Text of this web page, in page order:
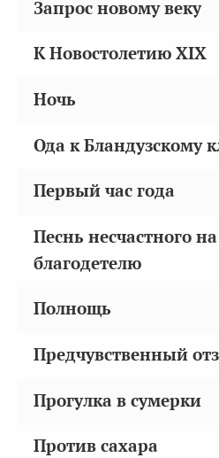
Запрос новому веку
К Новостолетию XIX
Ночь
Ода к Бландузскому
Первый час года
Песнь несчастного
благодетелю
Полнощь
Предчувственный
Прогулка в сумерки
Против сахара